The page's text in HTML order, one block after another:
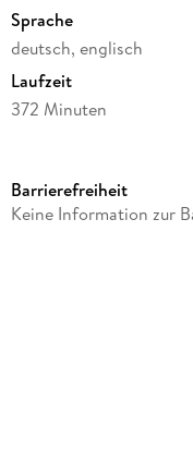
Sprache
deutsch, englisch
Laufzeit
372 Minuten
Reihe
Barrierefreiheit
Keine Information zur